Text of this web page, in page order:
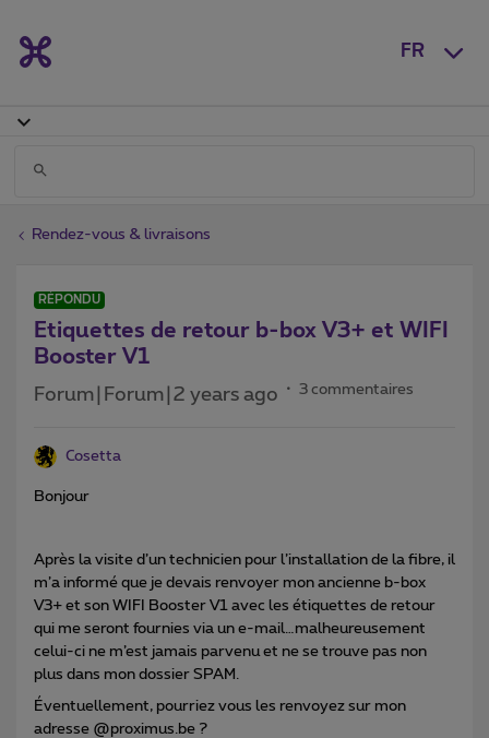
FR
Rendez-vous & livraisons
RÉPONDU
Etiquettes de retour b-box V3+ et WIFI
Booster V1
Forum|Forum|2 years ago 3 commentaires
Cosetta
Bonjour
Après la visite d’un technicien pour l’installation de la fibre, il
m’a informé que je devais renvoyer mon ancienne b-box
V3+ et son WIFI Booster V1 avec les étiquettes de retour
qui me seront fournies via un e-mail…malheureusement
celui-ci ne m’est jamais parvenu et ne se trouve pas non
plus dans mon dossier SPAM.
Éventuellement, pourriez vous les renvoyez sur mon
adresse @proximus.be ?